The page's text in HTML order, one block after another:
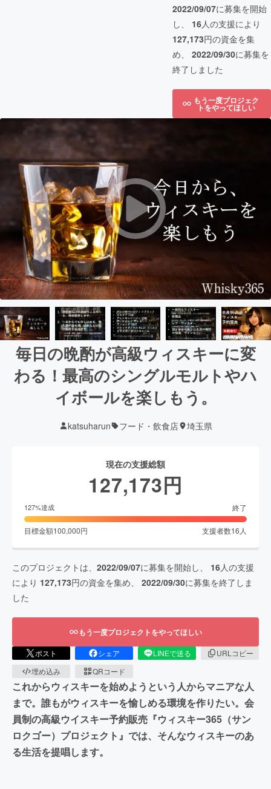
2022/09/07に募集を開始
し、 16人の支援により
127,173円の資金を集
め、 2022/09/30に募集を
終了しました
もう一度プロジェク
トをやってほしい
毎日の晩酌が高級ウィスキーに変
わる！最高のシングルモルトやハ
イボールを楽しもう。
katsuharun フード・飲食店 埼玉県
現在の支援総額
127,173円
127%達成 終了
目標金額100,000円 支援者数16 人
このプロジェクトは、 2022/09/07に募集を開始し、 16人の支援
により 127,173円の資金を集め、 2022/09/30に募集を終了しま
した
もう一度プロジェクトをやってほしい
ポスト シェア LINEで送る
URLコピー
埋め込み
QRコード
これからウィスキーを始めようという人からマニアな人
まで。誰もがウィスキーを愉しめる環境を作りたい。会
員制の高級ウイスキー予約販売『ウィスキー365（サン
ロクゴー）プロジェクト』では、そんなウィスキーのあ
る生活を提唱します。